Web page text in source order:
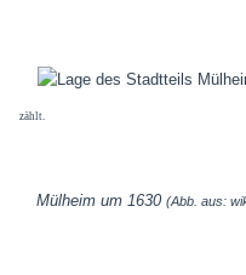
zählt.
Mülheim um 1630(Abb. aus: